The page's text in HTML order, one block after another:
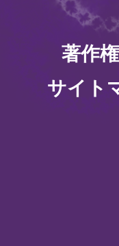
著作権
サイト